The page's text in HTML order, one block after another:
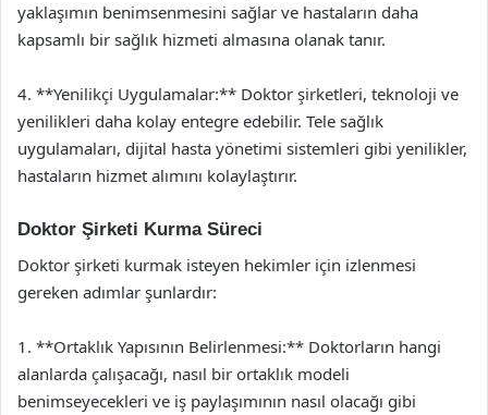
yaklaşımın benimsenmesini sağlar ve hastaların daha
kapsamlı bir sağlık hizmeti almasına olanak tanır.
4. **Yenilikçi Uygulamalar:** Doktor şirketleri, teknoloji ve
yenilikleri daha kolay entegre edebilir. Tele sağlık
uygulamaları, dijital hasta yönetimi sistemleri gibi yenilikler,
hastaların hizmet alımını kolaylaştırır.
Doktor Şirketi Kurma Süreci
Doktor şirketi kurmak isteyen hekimler için izlenmesi
gereken adımlar şunlardır:
1. **Ortaklık Yapısının Belirlenmesi:** Doktorların hangi
alanlarda çalışacağı, nasıl bir ortaklık modeli
benimseyecekleri ve iş paylaşımının nasıl olacağı gibi